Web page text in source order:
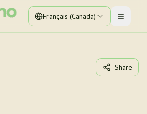
Français (Canada) Toggle
Share